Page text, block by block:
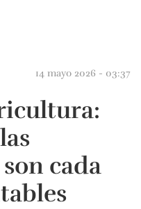
14 mayo 2026 - 03:37
cada